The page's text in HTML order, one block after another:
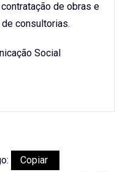
de obras e
consultorias.
Social
Copiar